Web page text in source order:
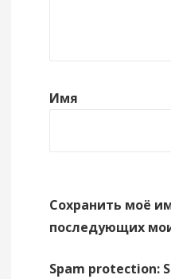
Имя
Сохранить моё
последующих
Spam protection: